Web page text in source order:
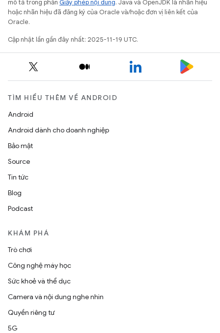
mô tả trong phần Giấy phép nội dung. Java và OpenJDK là nhãn hiệu
hoặc nhãn hiệu đã đăng ký của Oracle và/hoặc đơn vị liên kết của
Oracle.
Cập nhật lần gần đây nhất: 2025-11-19 UTC.
TÌM HIỂU THÊM VỀ ANDROID
Android
Android dành cho doanh nghiệp
Bảo mật
Source
Tin tức
Blog
Podcast
KHÁM PHÁ
Trò chơi
Công nghệ máy học
Sức khoẻ và thể dục
Camera và nội dung nghe nhìn
Quyền riêng tư
5G